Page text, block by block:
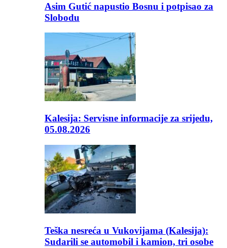
Asim Gutić napustio Bosnu i potpisao za
Slobodu
Kalesija: Servisne informacije za srijedu,
05.08.2026
Teška nesreća u Vukovijama (Kalesija):
Sudarili se automobil i kamion, tri osobe